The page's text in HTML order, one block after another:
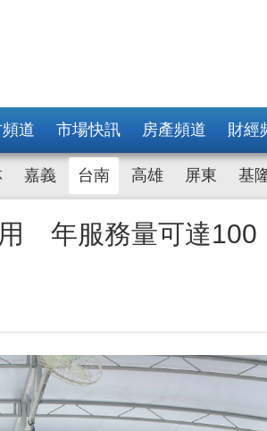
道 市場快訊 房產頻道 財經
嘉義 台南 高雄 屏東 基
年服務量可達100